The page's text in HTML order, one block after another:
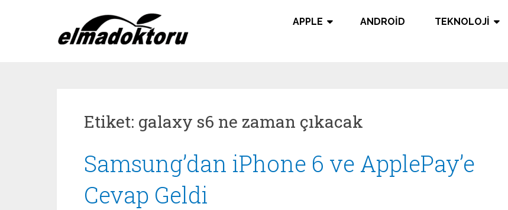
APPLE ANDROID TEKNOLOJI
Etiket: galaxy s6 ne zaman çıkacak
Samsung’dan iPhone 6 ve ApplePay’e
Cevap Geldi